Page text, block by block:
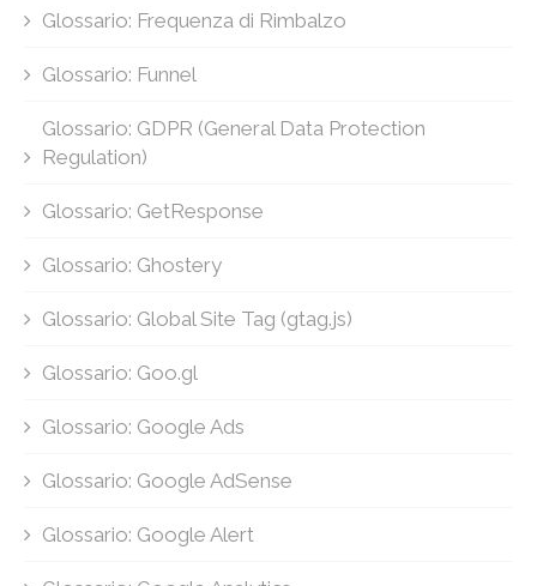
Glossario: Frequenza di Rimbalzo
Glossario: Funnel
Glossario: GDPR (General Data Protection
Regulation)
Glossario: GetResponse
Glossario: Ghostery
Glossario: Global Site Tag (gtag.js)
Glossario: Goo.gl
Glossario: Google Ads
Glossario: Google AdSense
Glossario: Google Alert